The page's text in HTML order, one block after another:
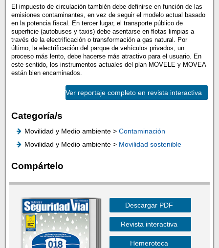
El impuesto de circulación también debe definirse en función de las
emisiones contaminantes, en vez de seguir el modelo actual basado
en la potencia fiscal. En tercer lugar, el transporte público de
superficie (autobuses y taxis) debe asentarse en flotas limpias a
través de la electrificación o transformación a gas natural. Por
último, la electrificación del parque de vehículos privados, un
proceso más lento, debe hacerse más atractivo para el usuario. En
este sentido, los instrumentos actuales del plan MOVELE y MOVEA
están bien encaminados.
Ver reportaje completo en revista interactiva
Categoría/s
Movilidad y Medio ambiente > Contaminación
Movilidad y Medio ambiente > Movilidad sostenible
Compártelo
Descargar PDF
Revista interactiva
Hemeroteca